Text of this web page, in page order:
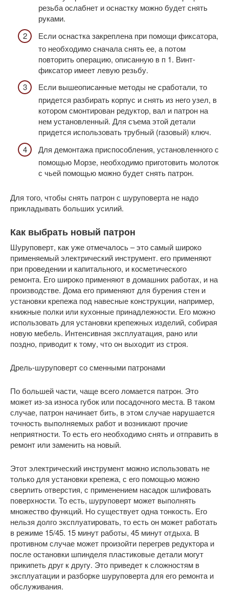
резьба ослабнет и оснастку можно будет снять
руками.
Если оснастка закреплена при помощи фиксатора,
то необходимо сначала снять ее, а потом
повторить операцию, описанную в п 1. Винт-
фиксатор имеет левую резьбу.
Если вышеописанные методы не сработали, то
придется разбирать корпус и снять из него узел, в
котором смонтирован редуктор, вал и патрон на
нем установленный. Для съема этой детали
придется использовать трубный (газовый) ключ.
Для демонтажа приспособления, установленного с
помощью Морзе, необходимо приготовить молоток
с чьей помощью можно будет снять патрон.
Для того, чтобы снять патрон с шуруповерта не надо
прикладывать больших усилий.
Как выбрать новый патрон
Шуруповерт, как уже отмечалось – это самый широко
применяемый электрический инструмент. его применяют
при проведении и капитального, и косметического
ремонта. Его широко применяют в домашних работах, и на
производстве. Дома его применяют для бурения стен и
установки крепежа под навесные конструкции, например,
книжные полки или кухонные принадлежности. Его можно
использовать для установки крепежных изделий, собирая
новую мебель. Интенсивная эксплуатация, рано или
поздно, приводит к тому, что он выходит из строя.
Дрель-шуруповерт со сменными патронами
По большей части, чаще всего ломается патрон. Это
может из-за износа губок или посадочного места. В таком
случае, патрон начинает бить, в этом случае нарушается
точность выполняемых работ и возникают прочие
неприятности. То есть его необходимо снять и отправить в
ремонт или заменить на новый.
Этот электрический инструмент можно использовать не
только для установки крепежа, с его помощью можно
сверлить отверстия, с применением насадок шлифовать
поверхности. То есть, шуруповерт может выполнять
множество функций. Но существует одна тонкость. Его
нельзя долго эксплуатировать, то есть он может работать
в режиме 15/45. 15 минут работы, 45 минут отдыха. В
противном случае может произойти перегрев редуктора и
после остановки шпинделя пластиковые детали могут
прикипеть друг к другу. Это приведет к сложностям в
эксплуатации и разборке шуруповерта для его ремонта и
обслуживания.